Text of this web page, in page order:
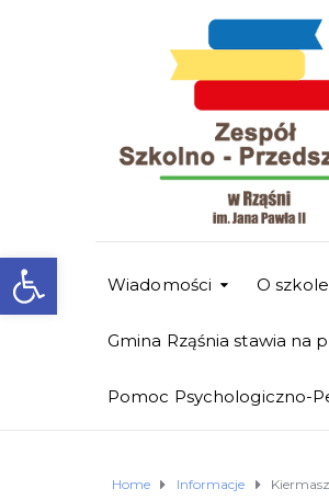
Otwórz pasek narzędzi Wiadomości O szkole
Gmina Rząśnia stawia na
Pomoc Psychologiczno-
Home Informacje